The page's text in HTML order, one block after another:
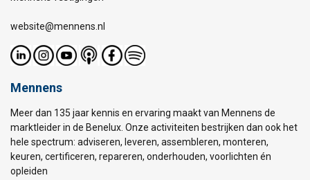
website@mennens.nl
Mennens
Meer dan 135 jaar kennis en ervaring maakt van Mennens de
marktleider in de Benelux. Onze activiteiten bestrijken dan ook het
hele spectrum: adviseren, leveren, assembleren, monteren,
keuren, certificeren, repareren, onderhouden, voorlichten én
opleiden